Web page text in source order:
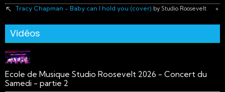
×
Tracy Chapman - Baby can I hold you (cover) by Studio Roosevelt
Vidéos
Ecole de Musique Studio Roosevelt 2026 - Concert du
Samedi - partie 2